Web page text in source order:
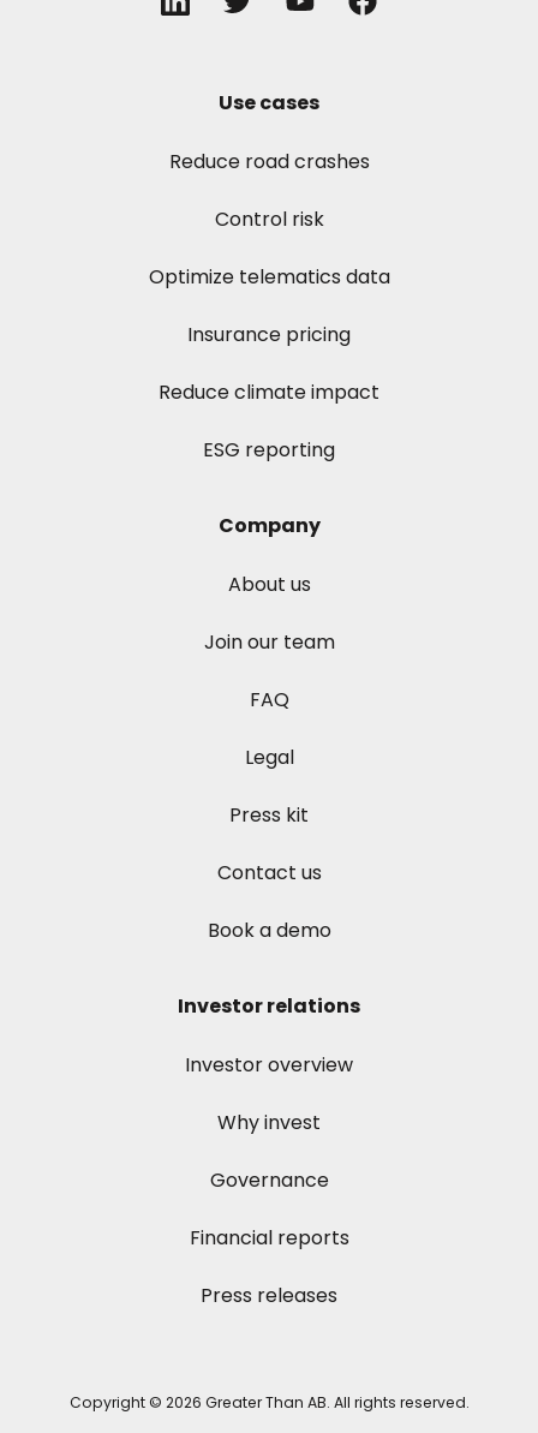
Use cases
Reduce road crashes
Control risk
Optimize telematics data
Insurance pricing
Reduce climate impact
ESG reporting
Company
About us
Join our team
FAQ
Legal
Press kit
Contact us
Book a demo
Investor relations
Investor overview
Why invest
Governance
Financial reports
Press releases
Copyright © 2026 Greater Than AB. All rights reserved.